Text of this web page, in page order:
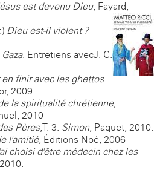
est devenu Dieu, Fayard,
Dieu est-il violent ?
. Entretiens avecJ. C.
en finir avec les ghettos
2009.
la spiritualité chrétienne,
2010
Pères,T. 3. Simon, Paquet, 2010.
l'amitié, Éditions Noé, 2006
choisi d'être médecin chez les